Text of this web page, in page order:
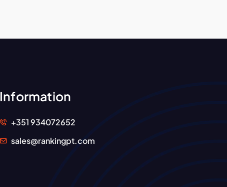
Information
+351 934072652
sales@rankingpt.com